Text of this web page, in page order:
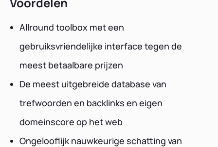
Allround toolbox met een
gebruiksvriendelijke interface tegen de
meest betaalbare prijzen
De meest uitgebreide database van
trefwoorden en backlinks en eigen
domeinscore op het web
Ongelooflijk nauwkeurige schatting van